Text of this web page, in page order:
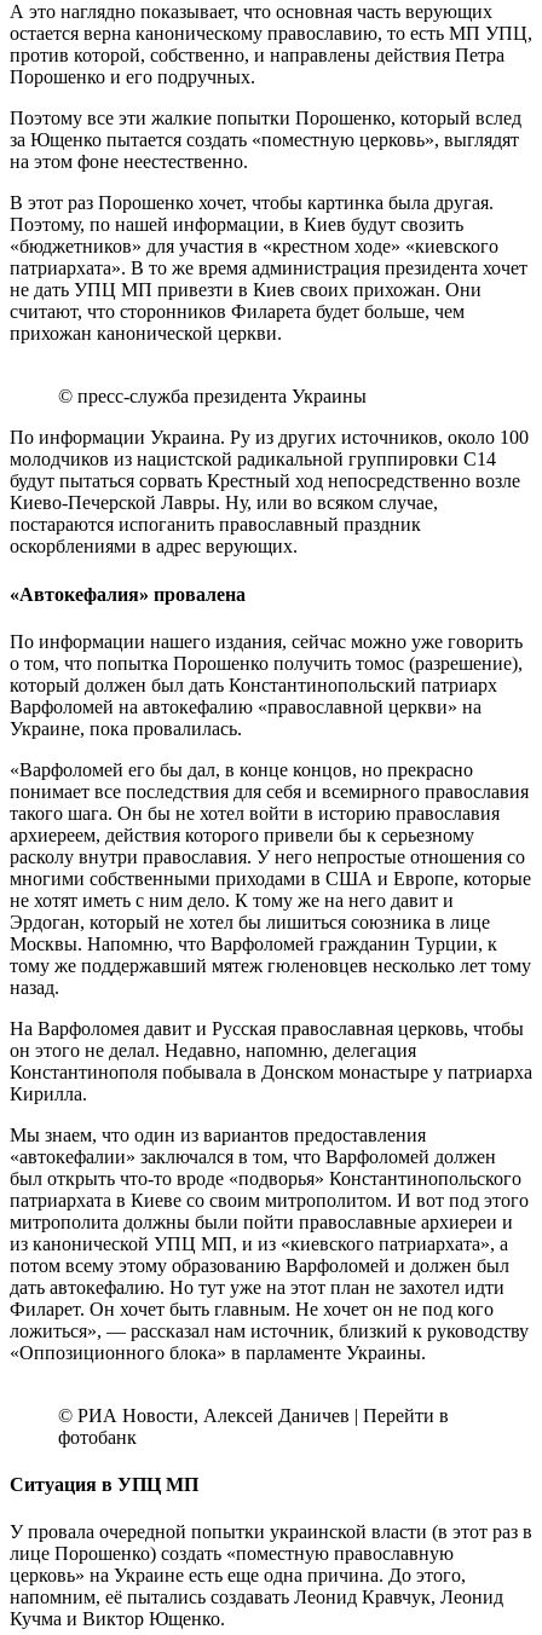
А это наглядно показывает, что основная часть верующих
остается верна каноническому православию, то есть МП УПЦ,
против которой, собственно, и направлены действия Петра
Порошенко и его подручных.
Поэтому все эти жалкие попытки Порошенко, который вслед
за Ющенко пытается создать «поместную церковь», выглядят
на этом фоне неестественно.
В этот раз Порошенко хочет, чтобы картинка была другая.
Поэтому, по нашей информации, в Киев будут свозить
«бюджетников» для участия в «крестном ходе» «киевского
патриархата». В то же время администрация президента хочет
не дать УПЦ МП привезти в Киев своих прихожан. Они
считают, что сторонников Филарета будет больше, чем
прихожан канонической церкви.
© пресс-служба президента Украины
По информации Украина. Ру из других источников, около 100
молодчиков из нацистской радикальной группировки С14
будут пытаться сорвать Крестный ход непосредственно возле
Киево-Печерской Лавры. Ну, или во всяком случае,
постараются испоганить православный праздник
оскорблениями в адрес верующих.
«Автокефалия» провалена
По информации нашего издания, сейчас можно уже говорить
о том, что попытка Порошенко получить томос (разрешение),
который должен был дать Константинопольский патриарх
Варфоломей на автокефалию «православной церкви» на
Украине, пока провалилась.
«Варфоломей его бы дал, в конце концов, но прекрасно
понимает все последствия для себя и всемирного православия
такого шага. Он бы не хотел войти в историю православия
архиереем, действия которого привели бы к серьезному
расколу внутри православия. У него непростые отношения со
многими собственными приходами в США и Европе, которые
не хотят иметь с ним дело. К тому же на него давит и
Эрдоган, который не хотел бы лишиться союзника в лице
Москвы. Напомню, что Варфоломей гражданин Турции, к
тому же поддержавший мятеж гюленовцев несколько лет тому
назад.
На Варфоломея давит и Русская православная церковь, чтобы
он этого не делал. Недавно, напомню, делегация
Константинополя побывала в Донском монастыре у патриарха
Кирилла.
Мы знаем, что один из вариантов предоставления
«автокефалии» заключался в том, что Варфоломей должен
был открыть что-то вроде «подворья» Константинопольского
патриархата в Киеве со своим митрополитом. И вот под этого
митрополита должны были пойти православные архиереи и
из канонической УПЦ МП, и из «киевского патриархата», а
потом всему этому образованию Варфоломей и должен был
дать автокефалию. Но тут уже на этот план не захотел идти
Филарет. Он хочет быть главным. Не хочет он не под кого
ложиться», — рассказал нам источник, близкий к руководству
«Оппозиционного блока» в парламенте Украины.
© РИА Новости, Алексей Даничев | Перейти в
фотобанк
Ситуация в УПЦ МП
У провала очередной попытки украинской власти (в этот раз в
лице Порошенко) создать «поместную православную
церковь» на Украине есть еще одна причина. До этого,
напомним, её пытались создавать Леонид Кравчук, Леонид
Кучма и Виктор Ющенко.